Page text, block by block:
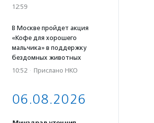
12:59
В Москве пройдет акция
«Кофе для хорошего
мальчика» в поддержку
бездомных животных
10:52 · Прислано НКО
06.08.2026